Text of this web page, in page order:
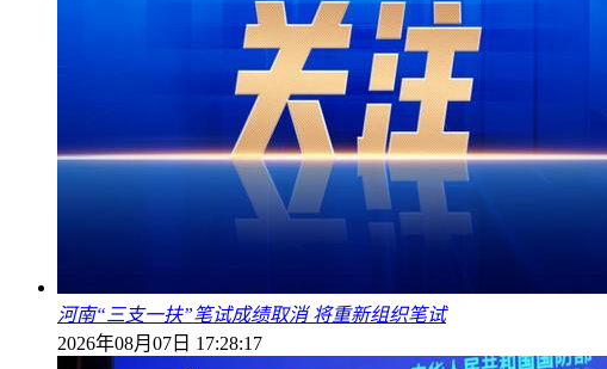
河南“三支一扶”笔试成绩取消 将重新组织笔试
2026年08月07日 17:28:17